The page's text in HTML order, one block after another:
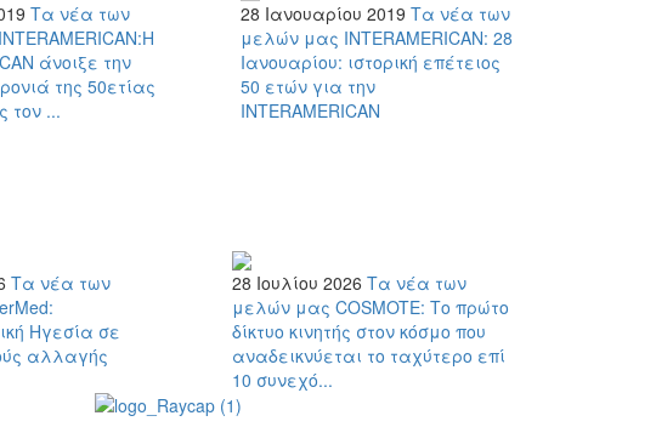
Τα νέα των
INTERAMERICAN:Η
άνοιξε την
της 50ετίας
τον ...
28 Ιανουαρίου 2019 Τα νέα των
μελών μας INTERAMERICAΝ: 28
Ιανουαρίου: ιστορική επέτειος
50 ετών για την
INTERAMERICAN
Τα νέα των
Ηγεσία σε
αλλαγής
28 Ιουλίου 2026 Τα νέα των
μελών μας COSMOTE: Το πρώτο
δίκτυο κινητής στον κόσμο που
αναδεικνύεται το ταχύτερο επί
10 συνεχό...